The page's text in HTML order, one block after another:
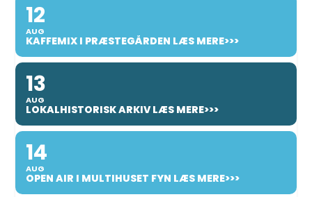
12
AUG
KAFFEMIX I PRÆSTEGÅRDEN LÆS MERE>>>
13
AUG
LOKALHISTORISK ARKIV LÆS MERE>>>
14
AUG
OPEN AIR I MULTIHUSET FYN LÆS MERE>>>